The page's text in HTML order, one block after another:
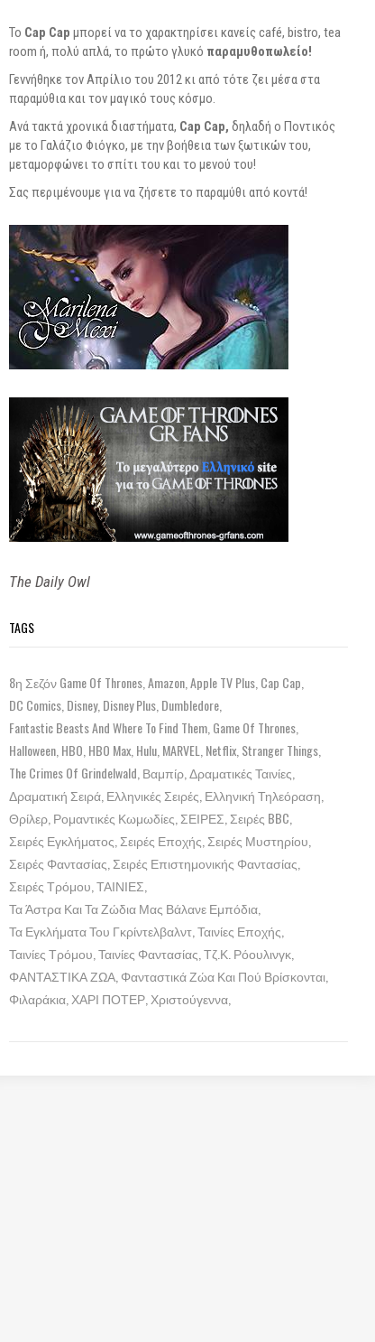
To Cap Cap μπορεί να το χαρακτηρίσει κανείς café, bistro, tea
room ή, πολύ απλά, το πρώτο γλυκό παραμυθοπωλείο!
Γεννήθηκε τον Απρίλιο του 2012 κι από τότε ζει μέσα στα
παραμύθια και τον μαγικό τους κόσμο.
Ανά τακτά χρονικά διαστήματα, Cap Cap, δηλαδή ο Ποντικός
με το Γαλάζιο Φιόγκο, με την βοήθεια των ξωτικών του,
μεταμορφώνει το σπίτι του και το μενού του!
Σας περιμένουμε για να ζήσετε το παραμύθι από κοντά!
The Daily Owl
TAGS
8η Σεζόν Game Of Thrones Amazon Apple TV Plus Cap Cap
DC Comics Disney Disney Plus Dumbledore
Fantastic Beasts And Where To Find Them Game Of Thrones
Halloween HBO HBO Max Hulu MARVEL Netflix Stranger Things
The Crimes Of Grindelwald Βαμπίρ Δραματικές Ταινίες
Δραματική Σειρά Ελληνικές Σειρές Ελληνική Τηλεόραση
Θρίλερ Ρομαντικές Κωμωδίες ΣΕΙΡΕΣ Σειρές BBC
Σειρές Εγκλήματος Σειρές Εποχής Σειρές Μυστηρίου
Σειρές Φαντασίας Σειρές Επιστημονικής Φαντασίας
Σειρές Τρόμου ΤΑΙΝΙΕΣ
Τα Άστρα Και Τα Ζώδια Μας Βάλανε Εμπόδια
Τα Εγκλήματα Του Γκρίντελβαλντ Ταινίες Εποχής
Ταινίες Τρόμου Ταινίες Φαντασίας Τζ.Κ. Ρόουλινγκ
ΦΑΝΤΑΣΤΙΚΑ ΖΩΑ Φανταστικά Ζώα Και Πού Βρίσκονται
Φιλαράκια ΧΑΡΙ ΠΟΤΕΡ Χριστούγεννα